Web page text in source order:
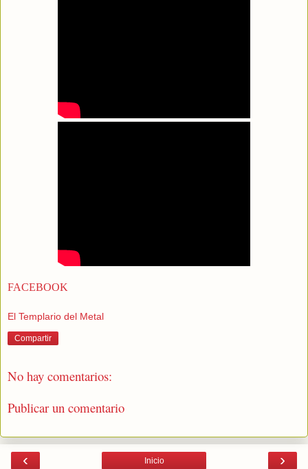
FACEBOOK
El Templario del Metal
Compartir
No hay comentarios:
Publicar un comentario
‹ ›
Inicio